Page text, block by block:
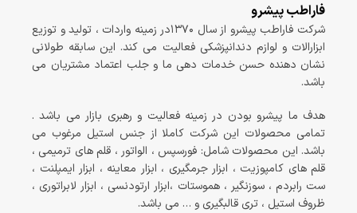
فاراطب پیشرو
شرکت فاراطب پیشرو از سال ۱۳۷۰در زمینه واردات ، تولید و توزیع
ابزارالات و لوازم دندانپزشکی فعالیت می کند. این سابقه طولانی
نشان دهنده حسن خدمات دهی ما و جلب اعتماد مشتریان می
باشد.
هدف ما پیشرو بودن در زمینه فعالیت و رهبری بازار می باشد .
تمامی محصولات این شرکت کاملا از جنس استیل مرغوب می
باشد. این محصولات شامل: فورسپس ، الواتور ، قلم های ترمیمی ،
قلم های کامپوزیت ، ابزار جرمگیری ، ابزار معاینه ، ابزار ایمپلنت ،
ست رابردم ، سوزنگیر ، هموستات ،ابزار ارتودنسی ، ابزار لابراتوری ،
ظروف استیل ، تری قالبگیری و … می باشد.